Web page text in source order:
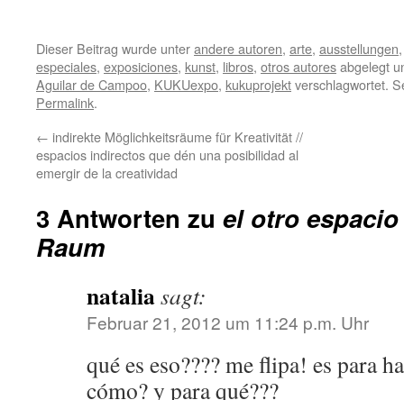
Dieser Beitrag wurde unterandere autoren, arte, ausstellungen
especiales, exposiciones, kunst, libros, otros autoresabgelegt
Aguilar de Campoo, KUKUexpo, kukuprojektverschlagwortet.
Permalink.
← indirekte Möglichkeitsräume für Kreativität //
espacios indirectos que dén una posibilidad al
emergir de la creatividad
3 Antworten zu el otro
Raum
nataliasagt:
Februar 21, 2012 um 11:24 p.m. Uhr
qué es eso???? me flipa! es para
cómo? y para qué???